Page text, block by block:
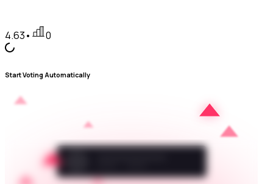
4.63• 0
Start Voting Automatically